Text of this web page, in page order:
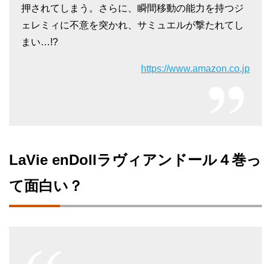
押されてしまう。さらに、瞬間移動の能力を持つジ
ェレミィに不意を突かれ、サミュエルが撃たれてし
まい…!?
https://www.amazon.co.jp
LaVie enDollラヴィアンドール４巻っ
て面白い？